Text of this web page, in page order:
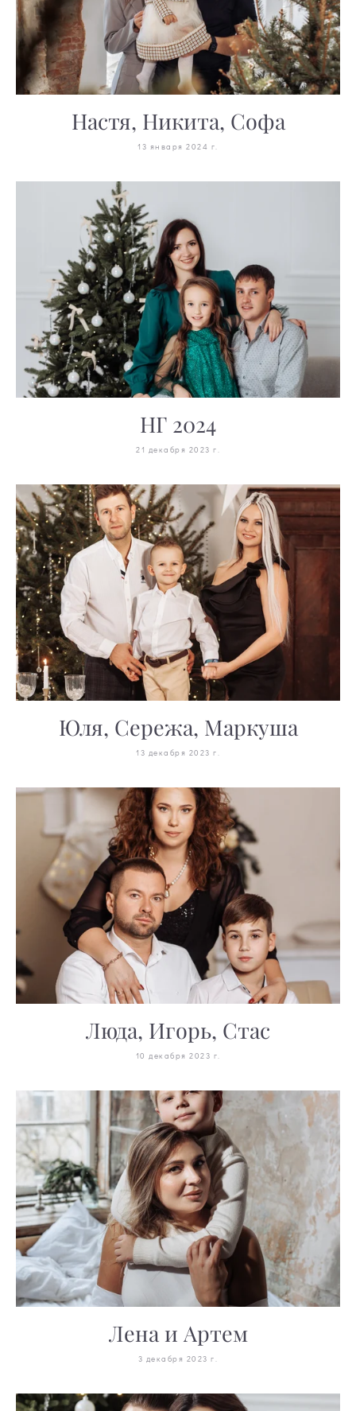
Настя, Никита, Софа
13 января 2024 г.
НГ 2024
21 декабря 2023 г.
Юля, Сережа, Маркуша
13 декабря 2023 г.
Люда, Игорь, Стас
10 декабря 2023 г.
Лена и Артем
3 декабря 2023 г.